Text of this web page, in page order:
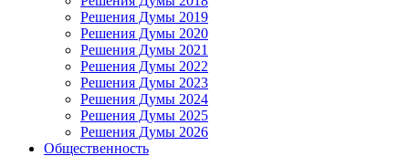
Решения Думы 2019
Решения Думы 2020
Решения Думы 2021
Решения Думы 2022
Решения Думы 2023
Решения Думы 2024
Решения Думы 2025
Решения Думы 2026
Общественность